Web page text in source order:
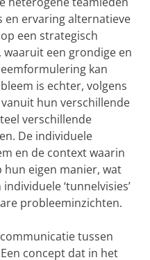
en ervaring alternatieve
een strategisch
een grondige en
kan
is echter, volgens
hun verschillende
verschillende
De individuele
en de context waarin
eigen manier, wat
‘tunnelvisies’
probleeminzichten.
tussen
concept dat in het